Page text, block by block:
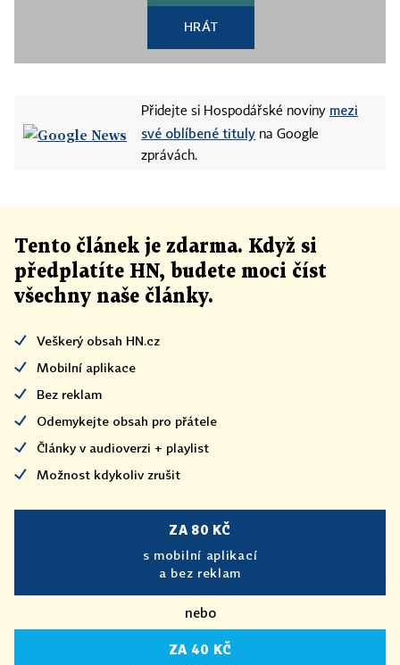
HRÁT
Přidejte si Hospodářské noviny mezi
své oblíbené tituly na Google
zprávách.
Tento článek je zdarma. Když si
předplatíte HN, budete moci číst
všechny naše články.
Veškerý obsah HN.cz
Mobilní aplikace
Bez reklam
Odemykejte obsah pro přátele
Články v audioverzi + playlist
Možnost kdykoliv zrušit
ZA 80 KČ
s mobilní aplikací
a bez reklam
nebo
ZA 40 KČ